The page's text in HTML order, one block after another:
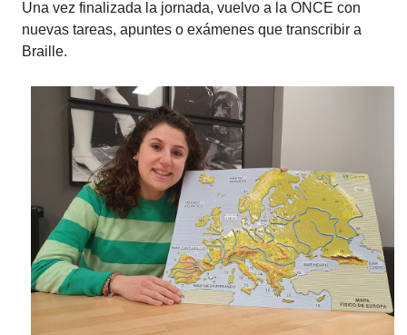
Una vez finalizada la jornada, vuelvo a la ONCE con
nuevas tareas, apuntes o exámenes que transcribir a
Braille.